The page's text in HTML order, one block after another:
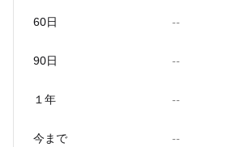
60日 --
90日 --
１年 --
今まで --